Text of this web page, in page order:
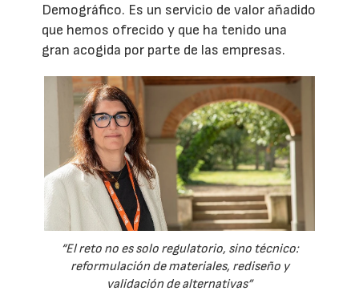
Demográfico. Es un servicio de valor añadido
que hemos ofrecido y que ha tenido una
gran acogida por parte de las empresas.
“El reto no es solo regulatorio, sino técnico:
reformulación de materiales, rediseño y
validación de alternativas”